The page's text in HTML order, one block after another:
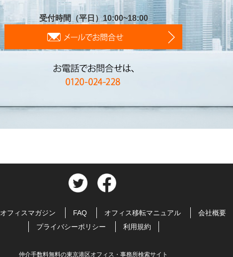
受付時間（平日）10:00~18:00
オフィスマガジン FAQ オフィス移転マニュアル 会社概要
プライバシーポリシー
利用規約
仲介手数料無料の東京港区オフィス・事務所検索サイト